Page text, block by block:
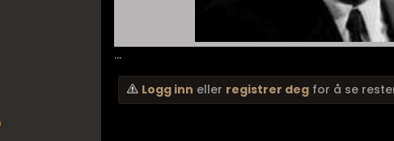
...
Logg inn eller registrer deg for å se